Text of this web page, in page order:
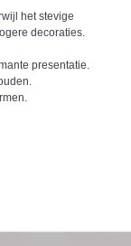
het stevige
decoraties.
presentatie.